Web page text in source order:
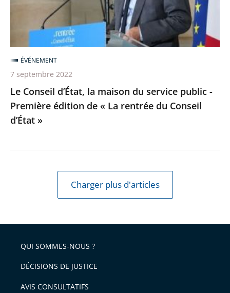
service
Première
édition
de
«
La
rentrée
Le Conseil d’État, la maison du service public -
Première édition de « La rentrée du Conseil
d’État »
ÉVÉNEMENT
7 septembre 2022
Charger plus d'articles
QUI SOMMES-NOUS ?
DÉCISIONS DE JUSTICE
AVIS CONSULTATIFS